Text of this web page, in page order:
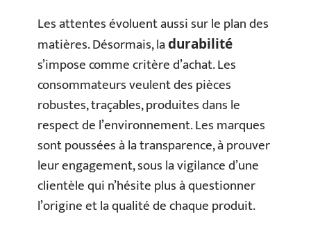
Les attentes évoluent aussi sur le plan des
matières. Désormais, ladurabilité
s’impose comme critère d’achat. Les
consommateurs veulent des pièces
robustes, traçables, produites dans le
respect de l’environnement. Les marques
sont poussées à la transparence, à prouver
leur engagement, sous la vigilance d’une
clientèle qui n’hésite plus à questionner
l’origine et la qualité de chaque produit.